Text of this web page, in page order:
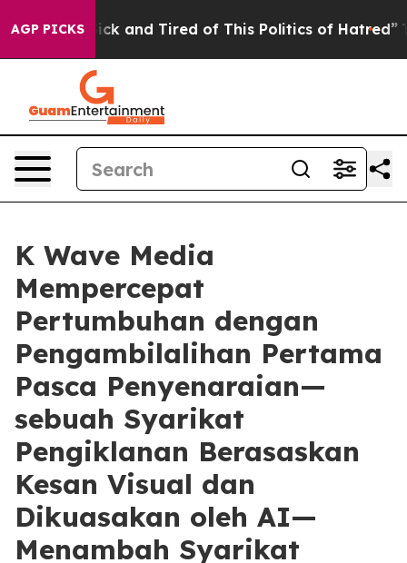
AGP PICKS
Sick and Tired of This Politics of Hatred” The
K Wave Media
Mempercepat
Pertumbuhan dengan
Pengambilalihan Pertama
Pasca Penyenaraian—
sebuah Syarikat
Pengiklanan Berasaskan
Kesan Visual dan
Dikuasakan oleh AI—
Menambah Syarikat